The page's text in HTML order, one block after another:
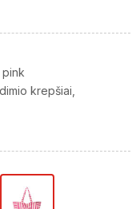
pink
krepšiai